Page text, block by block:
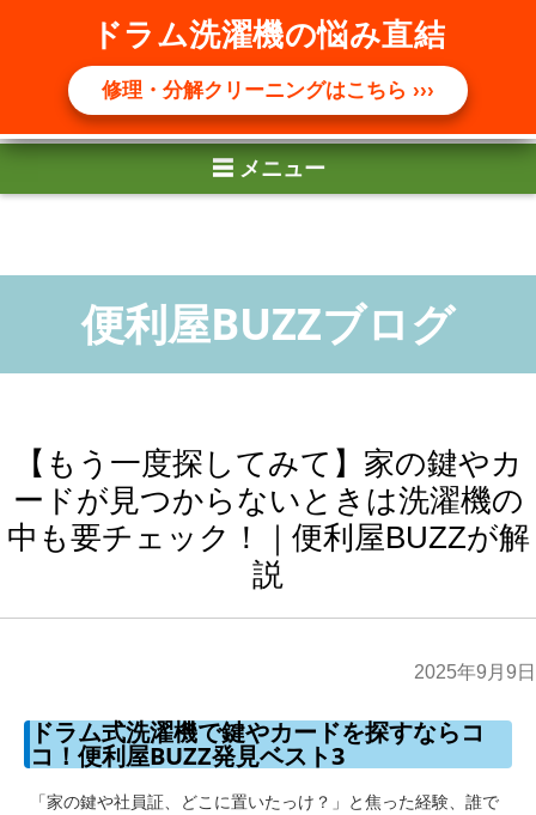
☰ メニュー
ドラム洗濯機の悩み直結
修理・分解クリーニングはこちら ›››
【もう一度探してみて】家の鍵やカ
ードが見つからないときは洗濯機の
中も要チェック！｜便利屋BUZZが解
説
2025年9月9日
ドラム式洗濯機で鍵やカードを探すならコ
コ！便利屋BUZZ発見ベスト3
「家の鍵や社員証、どこに置いたっけ？」と焦った経験、誰で